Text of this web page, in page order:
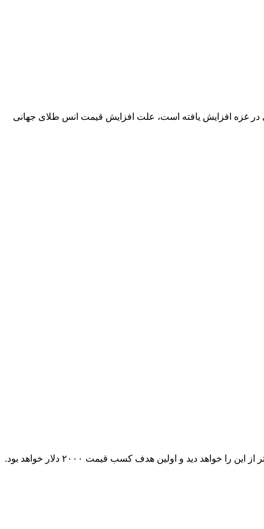
صهیونیستی به بیمارستانی در غزه افزایش یافته است، علت افزایش قیمت انس طلای جهانی
دید و اولین هدف کسب قیمت ۲۰۰۰ دلار خواهد بود.